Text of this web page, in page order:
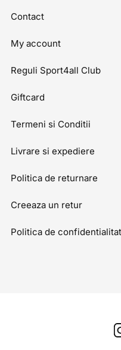
Contact
My account
Reguli Sport4all Club
Giftcard
Termeni si Conditii
Livrare si expediere
Politica de returnare
Creeaza un retur
Politica de